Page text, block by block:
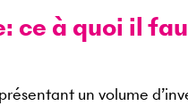
ce à quoi il
un volume